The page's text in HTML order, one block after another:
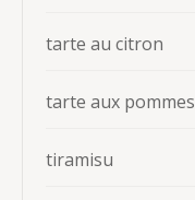
tarte au citron
tarte aux pommes
tiramisu